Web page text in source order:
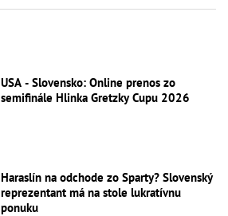
USA - Slovensko: Online prenos zo
semifinále Hlinka Gretzky Cupu 2026
Haraslín na odchode zo Sparty? Slovenský
reprezentant má na stole lukratívnu
ponuku